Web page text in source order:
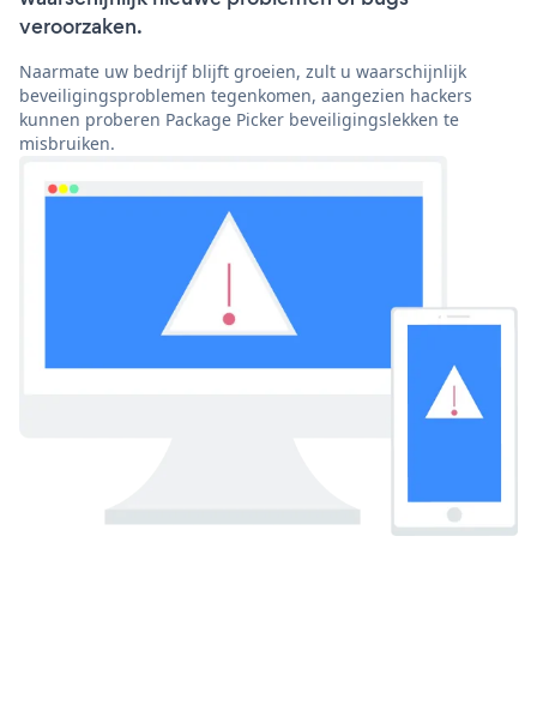
veroorzaken.
Naarmate uw bedrijf blijft groeien, zult u waarschijnlijk
beveiligingsproblemen tegenkomen, aangezien hackers
kunnen proberen Package Picker beveiligingslekken te
misbruiken.